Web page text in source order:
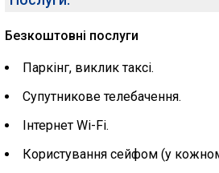
Безкоштовні послуги
Паркінг, виклик таксі.
Супутникове телебачення.
Інтернет Wi-Fi.
Користування сейфом (у